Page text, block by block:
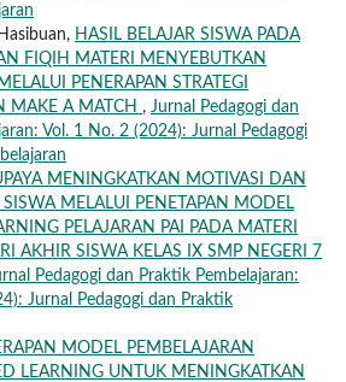
HASIL BELAJAR SISWA PADA
FIQIH MATERI MENYEBUTKAN
PENERAPAN STRATEGI
MAKE A MATCH , Jurnal Pedagogi dan
Vol. 1 No. 2 (2024): Jurnal Pedagogi
MENINGKATKAN MOTIVASI DAN
SISWA MELALUI PENETAPAN MODEL
PELAJARAN PAI PADA MATERI
AKHIR SISWA KELAS IX SMP NEGERI 7
Pedagogi dan Praktik Pembelajaran:
Jurnal Pedagogi dan Praktik
MODEL PEMBELAJARAN
LEARNING UNTUK MENINGKATKAN